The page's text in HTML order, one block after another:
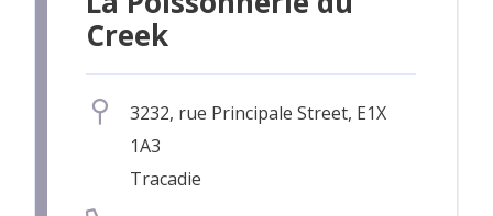
Creek
3232, rue Principale Street, E1X
1A3
Tracadie